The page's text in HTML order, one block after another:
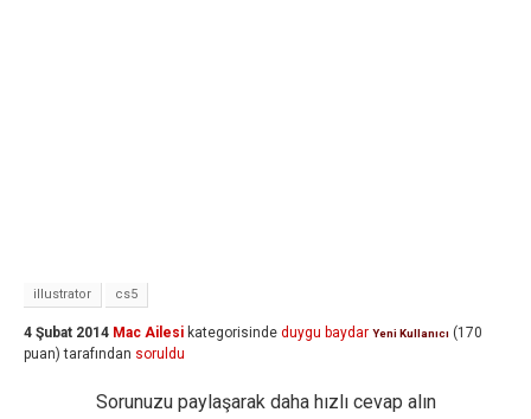
illustrator cs5
4 Şubat 2014 Mac Ailesi kategorisinde duygu baydar Yeni Kullanıcı (170
puan) tarafından soruldu
Sorunuzu paylaşarak daha hızlı cevap alın